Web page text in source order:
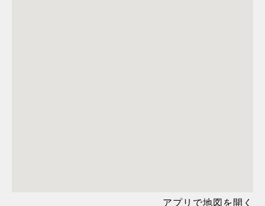
アプリで地図を開く